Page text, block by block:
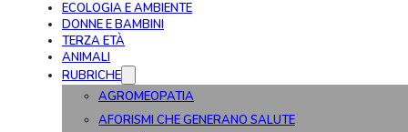
ECOLOGIA E AMBIENTE
DONNE E BAMBINI
TERZA ETÀ
ANIMALI
RUBRICHE
AGROMEOPATIA
AFORISMI CHE GENERANO SALUTE